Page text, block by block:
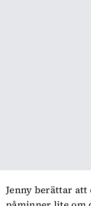
Jenny berättar